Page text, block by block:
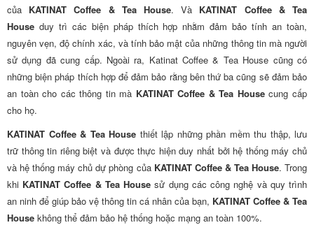
của KATINAT Coffee & Tea House. Và KATINAT Coffee & Tea
House duy trì các biện pháp thích hợp nhằm đảm bảo tính an toàn,
nguyên vẹn, độ chính xác, và tính bảo mật của những thông tin mà người
sử dụng đã cung cấp. Ngoài ra, Katinat Coffee & Tea House cũng có
những biện pháp thích hợp để đảm bảo rằng bên thứ ba cũng sẽ đảm bảo
an toàn cho các thông tin mà KATINAT Coffee & Tea Housecung cấp
cho họ.
KATINAT Coffee & Tea House thiết lập những phần mềm thu thập, lưu
trữ thông tin riêng biệt và được thực hiện duy nhất bởi hệ thống máy chủ
và hệ thống máy chủ dự phòng của KATINAT Coffee & Tea House. Trong
khi KATINAT Coffee & Tea House sử dụng các công nghệ và quy trình
an ninh để giúp bảo vệ thông tin cá nhân của bạn, KATINAT Coffee & Tea
House không thể đảm bảo hệ thống hoặc mạng an toàn 100%.